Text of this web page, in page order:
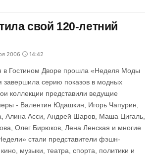
свой 120-летний
2006 14:42
в Гостином Дворе прошла «Неделя Моды
завершила серию показов в модных
коллекции представили ведущие
- Валентин Юдашкин, Игорь Чапурин,
Алина Асси, Андрей Шаров, Маша Цигаль,
Олег Бирюков, Лена Ленская и многие
стали представители фэшн-
музыки, театра, спорта, политики и